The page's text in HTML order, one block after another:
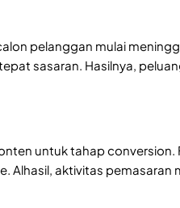
pelanggan mulai
sasaran. Hasilnya,
untuk tahap conversion.
Alhasil, aktivitas pemasaran